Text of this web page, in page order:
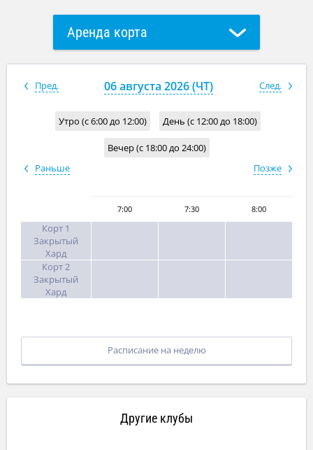
Аренда корта
Групповое занятие с тренером
Пред. 06 августа 2026 (ЧТ) След.
Утро (с 6:00 до 12:00) День (с 12:00 до 18:00)
Вечер (с 18:00 до 24:00)
Раньше
Позже
7:00 7:30 8:00
Корт 1
Закрытый
Хард
Корт 2
Закрытый
Хард
Расписание на неделю
Другие клубы